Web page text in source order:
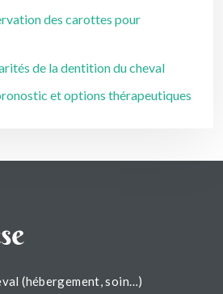
des carottes pour
de la dentition du cheval
et options thérapeutiques
(hébergement, soin…)